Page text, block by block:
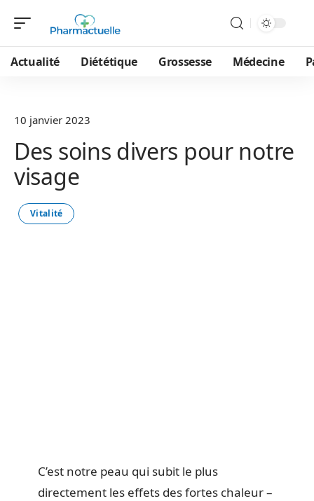
Actualité Diététique Grossesse Médecine
10 janvier 2023
Des soins divers pour notre
visage
Vitalité
C’est notre peau qui subit le plus
directement les effets des fortes chaleur –